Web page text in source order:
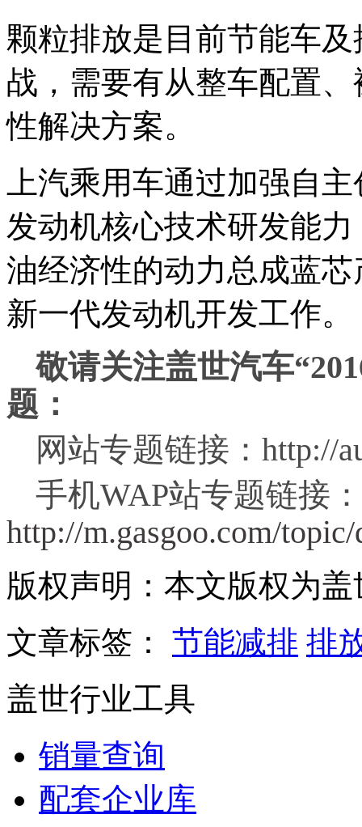
颗粒排放是目前节能车
战，需要有从整车配置
性解决方案。
上汽乘用车通过加强自
发动机核心技术研发能
油经济性的动力总成蓝
新一代发动机开发工作。
敬请关注盖世汽车
题：
网站专题链接：http://
手机WAP站专题链接：
http://m.gasgoo.com/
版权声明：本文版权为
文章标签： 节能减排 排
盖世行业工具
销量查询
配套企业库